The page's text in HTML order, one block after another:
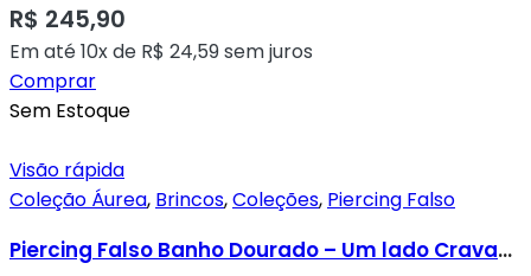
R$ 245,90
Em até 10x de R$ 24,59sem juros
Comprar
Sem Estoque
Visão rápida
Coleção Áurea, Brincos,Coleções, Piercing Falso
Piercing Falso Banho Dourado – Um lado Cravado e um Lado Liso